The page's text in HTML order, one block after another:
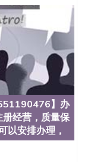
攀升中。纽
位。学校的
教育、建筑工
物学、统计
境污染控
计、工商管
木工程、数
剧、市场营
工智能、商
定客户办理
绩单等相关
4、预约递
服递交材
邮寄给客户
】办
经营，质量保
以安排办理，